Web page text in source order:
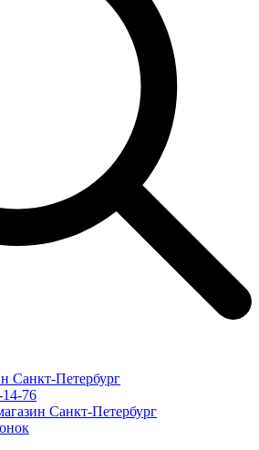
Санкт-Петербург
76
Санкт-Петербург